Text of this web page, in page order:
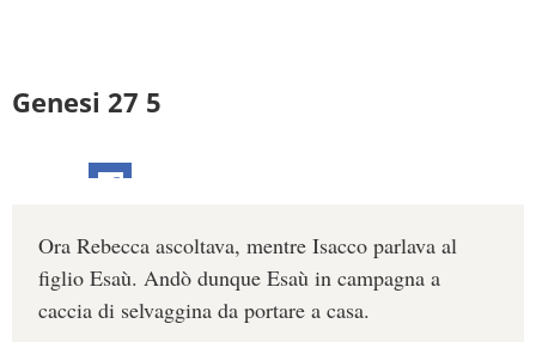
Genesi 27 5
Ora Rebecca ascoltava, mentre Isacco parlava al
figlio Esaù. Andò dunque Esaù in campagna a
caccia di selvaggina da portare a casa.